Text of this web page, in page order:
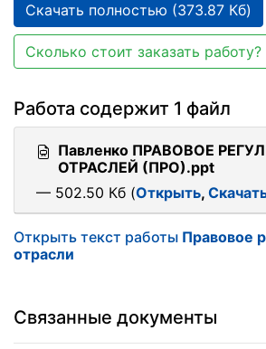
Скачать полностью (373.87 Кб)
Сколько стоит заказать работу?
Работа содержит 1 файл
Павленко ПРАВОВОЕ
ОТРАСЛЕЙ (ПРО).ppt
— 502.50 Кб (Открыть,
Открыть текст работы Правовое
отрасли
Связанные документы